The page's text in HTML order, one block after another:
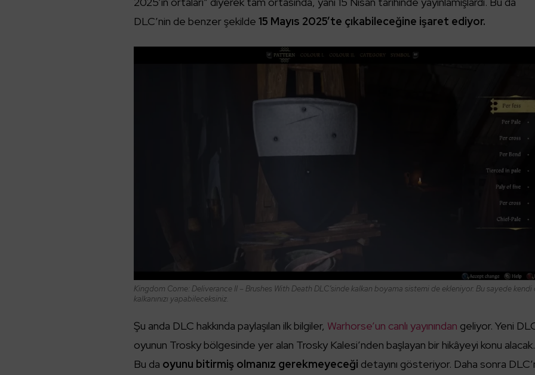
DLC’nin de benzer şekilde15 Mayıs 2025’te çıkabileceğine işaret ediyor.
Kingdom Come: Deliverance II – Brushes With Death DLC’sinde kalkan boyama sistemi de ekleniyor. Bu sayede kendi
kalkanınızı yapabileceksiniz.
Şu anda DLC hakkında paylaşılan ilk bilgiler, Warhorse’un canlı yayınından geliyor. Yeni
oyunun Trosky bölgesinde yer alan Trosky Kalesi’nden başlayan bir hikâyeyi konu alacak.
Bu da oyunu bitirmiş olmanız gerekmeyeceği detayını gösteriyor. Daha sonra